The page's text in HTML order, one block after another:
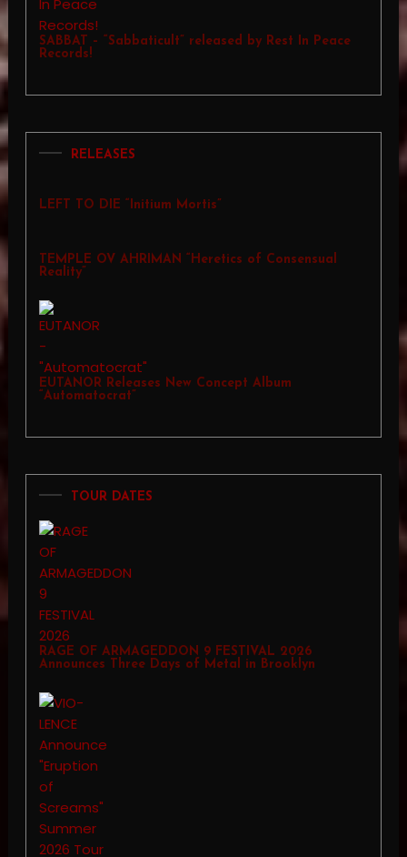
SABBAT – “Sabbaticult” released by Rest In Peace
Records!
RELEASES
LEFT TO DIE “Initium Mortis”
TEMPLE OV AHRIMAN “Heretics of Consensual
Reality”
EUTANOR Releases New Concept Album
“Automatocrat”
TOUR DATES
RAGE OF ARMAGEDDON 9 FESTIVAL 2026
Announces Three Days of Metal in Brooklyn